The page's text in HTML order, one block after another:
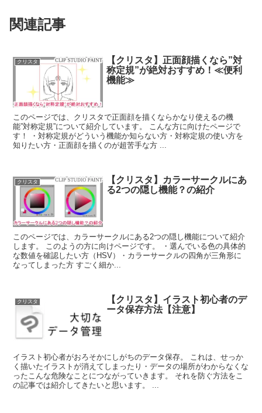
関連記事
クリスタ
【クリスタ】正面顔描くなら”対
称定規”が絶対おすすめ！≪便利
機能≫
このページでは、クリスタで正面顔を描くならかなり使えるの機
能”対称定規”について紹介しています。 こんな方に向けたページで
す！ ・対称定規がどういう機能か知らない方・対称定規の使い方を
知りたい方・正面顔を描くのが超苦手な方 ...
クリスタ
【クリスタ】カラーサークルにあ
る2つの隠し機能？の紹介
このページでは、カラーサークルにある2つの隠し機能について紹介
します。 このようの方に向けページです。 ・選んでいる色の具体的
な数値を確認したい方（HSV）・カラーサークルの四角が三角形に
なってしまった方 すごく細か...
クリスタ
【クリスタ】イラスト初心者のデ
ータ保存方法【注意】
イラスト初心者がおろそかにしがちのデータ保存。 これは、せっか
く描いたイラストが消えてしまったり・データの場所がわからなくな
ったこんな危険なことにつながっていきます。 それを防ぐ方法をこ
の記事では紹介してきたいと思います。 ...